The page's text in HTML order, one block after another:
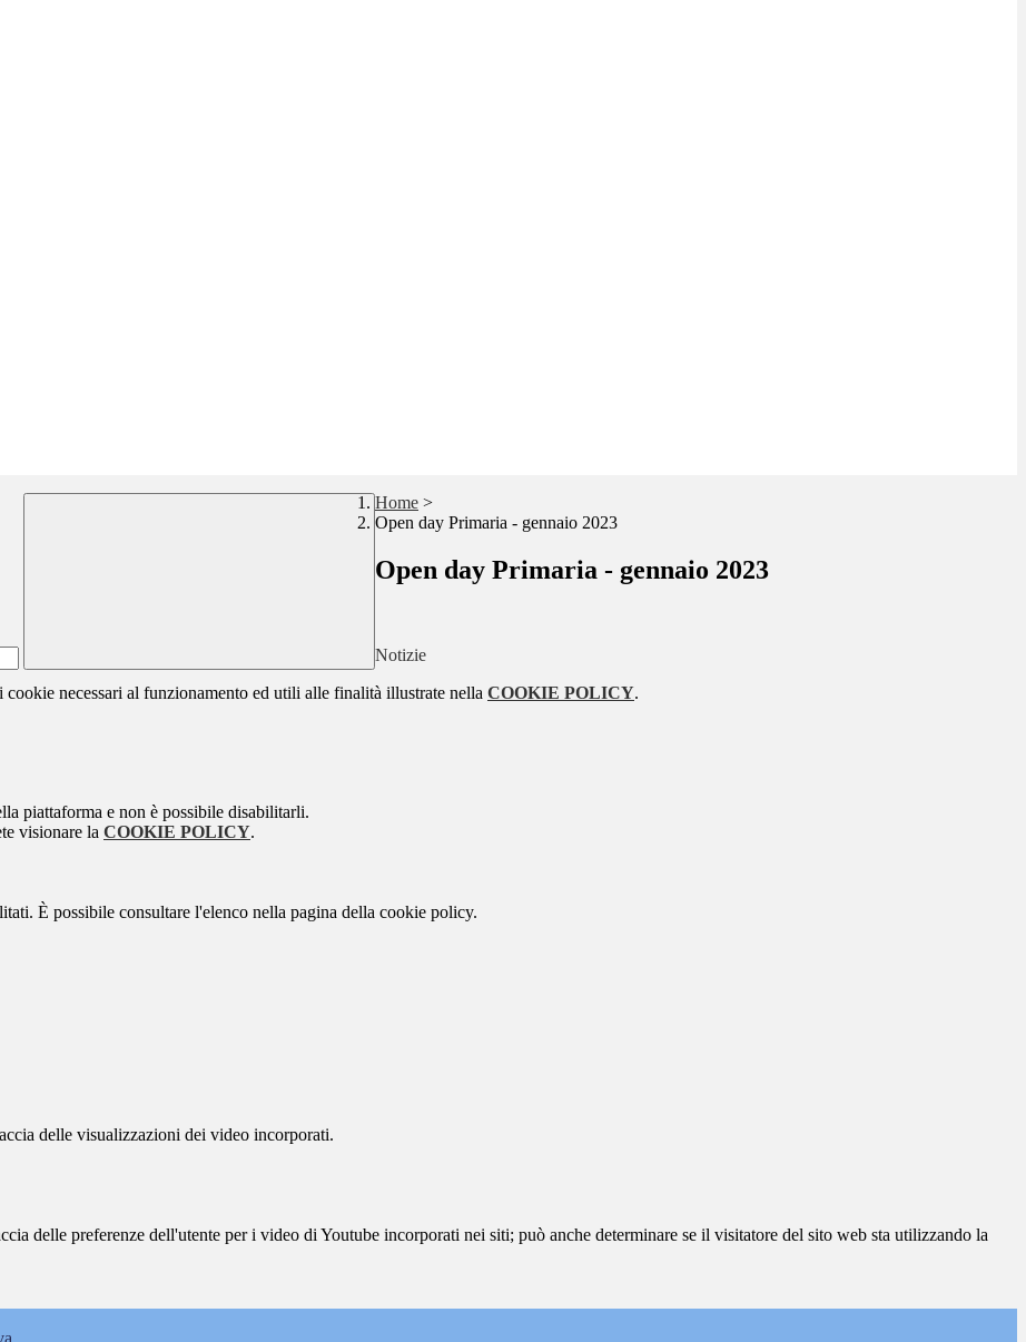
Home >
Open day Primaria - gennaio 2023
Open day Primaria - gennaio 2023
Notizie
necessari al funzionamento ed utili alle finalità illustrate nella COOKIE POLICY.
piattaforma e non è possibile disabilitarli.
visionare la COOKIE POLICY.
È possibile consultare l'elenco nella pagina della cookie policy.
delle visualizzazioni dei video incorporati.
delle preferenze dell'utente per i video di Youtube incorporati nei siti; può anche determinare se il visitatore del sito web sta utilizzando la